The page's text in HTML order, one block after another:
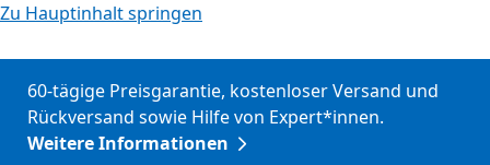
Zu Hauptinhalt springen
60-tägige Preisgarantie, kostenloser Versand und
Rückversand sowie Hilfe von Expert*innen.
Weitere Informationen